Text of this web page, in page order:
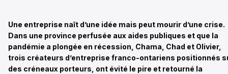
Une entreprise naît d’une idée mais peut mourir d’une crise.
Dans une province perfusée aux aides publiques et que la
pandémie a plongée en récession, Chama, Chad et Olivier,
trois créateurs d’entreprise franco-ontariens positionnés
des créneaux porteurs, ont évité le pire et retourné la